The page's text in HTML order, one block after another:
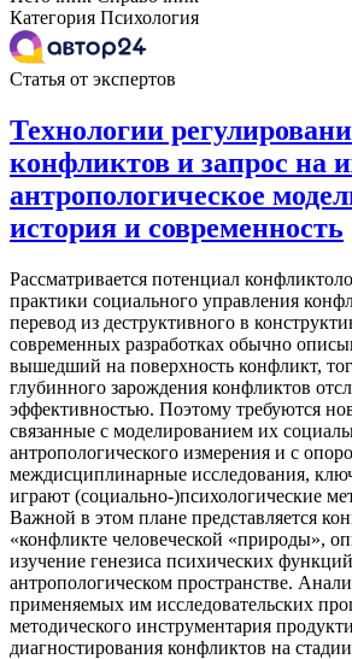
Категория Психология
Статья от экспертов
Технологии
конфликтов и запрос на
антропологическое
история и современность
Рассматривается потенциал
практики социального управления
перевод из деструктивного в
современных разработках обычно
вышедший на поверхность конфликт,
глубинного зарождения конфликтов
эффективностью. Поэтому требуются
связанные с моделированием их
антропологического измерения и с
междисциплинарные исследования,
играют (социально-)психологические
Важной в этом плане представляется
«конфликте человеческой «природы»,
изучение генезиса психических
антропологическом пространстве.
применяемых им исследовательских
методического инструментария
диагностирования конфликтов на